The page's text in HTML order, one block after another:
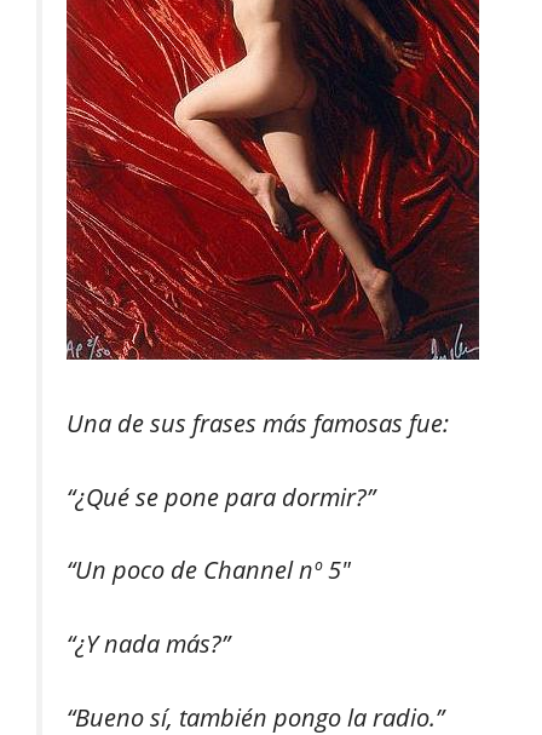
Una de sus frases más famosas fue:
“¿Qué se pone para dormir?”
“Un poco de Channel nº 5″
“¿Y nada más?”
“Bueno sí, también pongo la radio.”